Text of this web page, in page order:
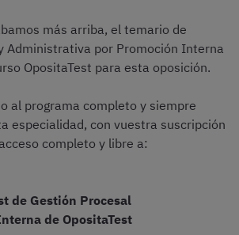
más arriba, el temario de
Administrativa por Promoción Interna
OpositaTest para esta oposición.
al programa completo y siempre
especialidad, con vuestra suscripción
completo y libre a:
de Gestión Procesal
de OpositaTest